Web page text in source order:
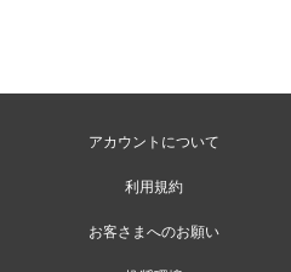
アカウントについて
利用規約
お客さまへのお願い